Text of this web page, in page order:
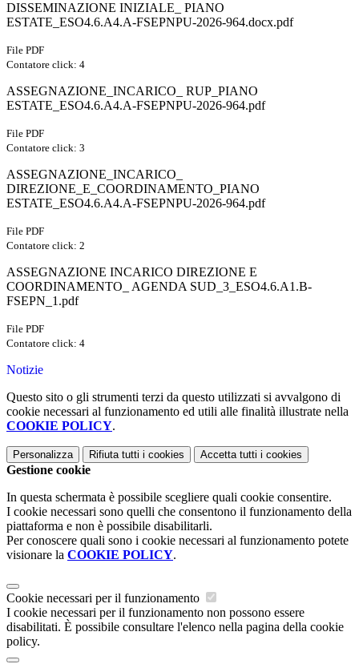
DISSEMINAZIONE INIZIALE_ PIANO
ESTATE_ESO4.6.A4.A-FSEPNPU-2026-964.docx.pdf
File PDF
Contatore click: 4
ASSEGNAZIONE_INCARICO_ RUP_PIANO
ESTATE_ESO4.6.A4.A-FSEPNPU-2026-964.pdf
File PDF
Contatore click: 3
ASSEGNAZIONE_INCARICO_
DIREZIONE_E_COORDINAMENTO_PIANO
ESTATE_ESO4.6.A4.A-FSEPNPU-2026-964.pdf
File PDF
Contatore click: 2
ASSEGNAZIONE INCARICO DIREZIONE E
COORDINAMENTO_ AGENDA SUD_3_ESO4.6.A1.B-
FSEPN_1.pdf
File PDF
Contatore click: 4
Notizie
Questo sito o gli strumenti terzi da questo utilizzati si avvalgono di
cookie necessari al funzionamento ed utili alle finalità illustrate nella
COOKIE POLICY.
Personalizza Rifiuta tutti i cookies Accetta tutti i cookies
Gestione cookie
In questa schermata è possibile scegliere quali cookie consentire.
I cookie necessari sono quelli che consentono il funzionamento della
piattaforma e non è possibile disabilitarli.
Per conoscere quali sono i cookie necessari al funzionamento potete
visionare la COOKIE POLICY.
Cookie necessari per il funzionamento
I cookie necessari per il funzionamento non possono essere
disabilitati. È possibile consultare l'elenco nella pagina della cookie
policy.